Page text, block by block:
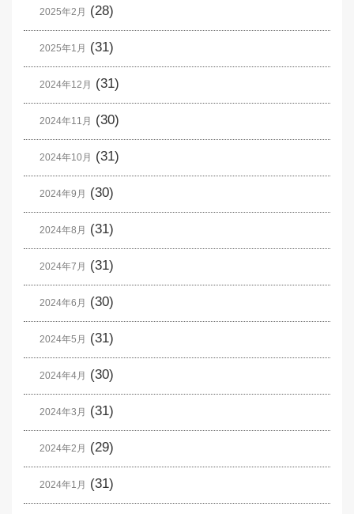
2025年2月 (28)
2025年1月 (31)
2024年12月 (31)
2024年11月 (30)
2024年10月 (31)
2024年9月 (30)
2024年8月 (31)
2024年7月 (31)
2024年6月 (30)
2024年5月 (31)
2024年4月 (30)
2024年3月 (31)
2024年2月 (29)
2024年1月 (31)